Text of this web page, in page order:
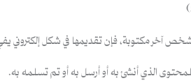
آخر مكتوبة، فإن تقديمها في شكل إلكتروني
الذي أنشئ به أو أرسل به أو تم تسلمه به.